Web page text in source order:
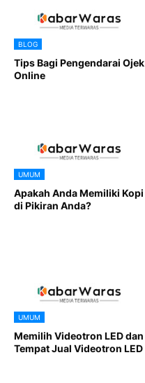
BLOG
Tips Bagi Pengendarai Ojek
Online
UMUM
Apakah Anda Memiliki Kopi
di Pikiran Anda?
UMUM
Memilih Videotron LED dan
Tempat Jual Videotron LED